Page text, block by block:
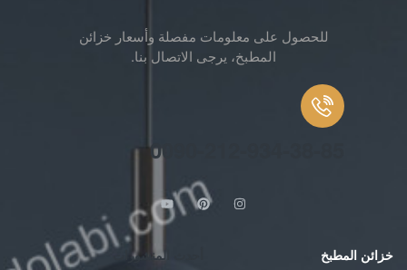
للحصول على معلومات مفصلة وأسعار خزائن
المطبخ، يرجى الاتصال بنا.
0090-212-934-38-85
خزائن المطبخ أحدث المنشورات